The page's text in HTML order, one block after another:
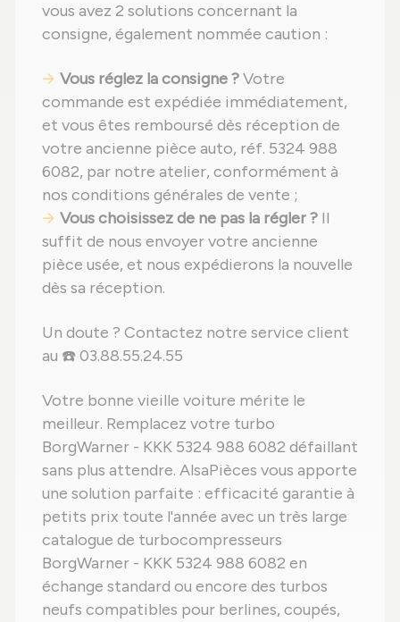
vous avez 2 solutions concernant la
consigne, également nommée caution :
Vous réglez la consigne ?Votre
commande est expédiée immédiatement,
et vous êtes remboursé dès réception de
votre ancienne pièce auto, réf. 5324 988
6082, par notre atelier, conformément à
nos conditions générales de vente ;
Vous choisissez de ne pas la régler ? Il
suffit de nous envoyer votre ancienne
pièce usée, et nous expédierons la nouvelle
dès sa réception.
Un doute ? Contactez notre service client
au ☎️ 03.88.55.24.55
Votre bonne vieille voiture mérite le
meilleur. Remplacez votre turbo
BorgWarner - KKK 5324 988 6082 défaillant
sans plus attendre. AlsaPièces vous apporte
une solution parfaite : efficacité garantie à
petits prix toute l'année avec un très large
catalogue de turbocompresseurs
BorgWarner - KKK 5324 988 6082 en
échange standard ou encore des turbos
neufs compatibles pour berlines, coupés,